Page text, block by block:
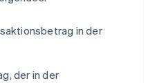
in der
der in der